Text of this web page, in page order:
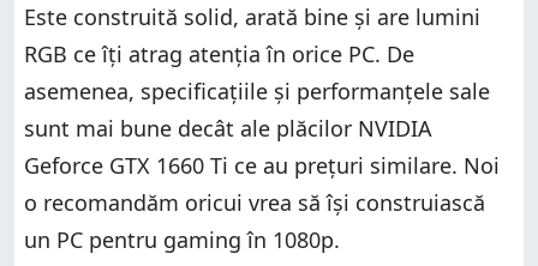
Este construită solid, arată bine și are lumini
RGB ce îți atrag atenția în orice PC. De
asemenea, specificațiile și performanțele sale
sunt mai bune decât ale plăcilor NVIDIA
Geforce GTX 1660 Ti ce au prețuri similare. Noi
o recomandăm oricui vrea să își construiască
un PC pentru gaming în 1080p.